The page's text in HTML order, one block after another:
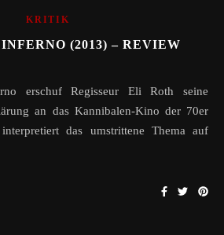
KRITIK
(2013) – REVIEW
an das Kannibalen-Kino der 70er
das umstrittene Thema auf